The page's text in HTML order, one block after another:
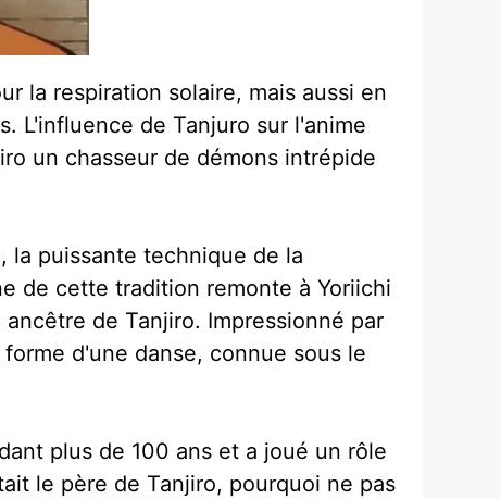
la respiration solaire, mais aussi en
L'influence de Tanjuro sur l'anime
un chasseur de démons intrépide
la puissante technique de la
de cette tradition remonte à Yoriichi
de Tanjiro. Impressionné par
d'une danse, connue sous le
plus de 100 ans et a joué un rôle
le père de Tanjiro, pourquoi ne pas